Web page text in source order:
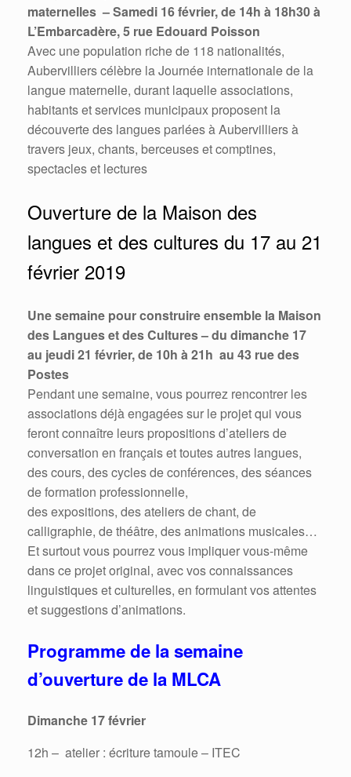
maternelles – Samedi 16 février, de 14h à 18h30 à
L’Embarcadère, 5 rue Edouard Poisson
Avec une population riche de 118 nationalités,
Aubervilliers célèbre la Journée internationale de la
langue maternelle, durant laquelle associations,
habitants et services municipaux proposent la
découverte des langues parlées à Aubervilliers à
travers jeux, chants, berceuses et comptines,
spectacles et lectures
Ouverture de la Maison des
langues et des cultures du 17 au 21
février 2019
Une semaine pour construire ensemble la Maison
des Langues et des Cultures – du dimanche 17
au jeudi 21 février, de 10h à 21h au 43 rue des
Postes
Pendant une semaine, vous pourrez rencontrer les
associations déjà engagées sur le projet qui vous
feront connaître leurs propositions d’ateliers de
conversation en français et toutes autres langues,
des cours, des cycles de conférences, des séances
de formation professionnelle,
des expositions, des ateliers de chant, de
calligraphie, de théâtre, des animations musicales…
Et surtout vous pourrez vous impliquer vous-même
dans ce projet original, avec vos connaissances
linguistiques et culturelles, en formulant vos attentes
et suggestions d’animations.
Programme de la semaine
d’ouverture de la MLCA
Dimanche 17 février
12h – atelier : écriture tamoule – ITEC